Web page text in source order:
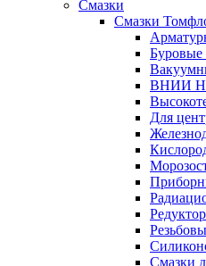
Смазки
Смазки
Буровые
ВНИИ
Для
Смазки